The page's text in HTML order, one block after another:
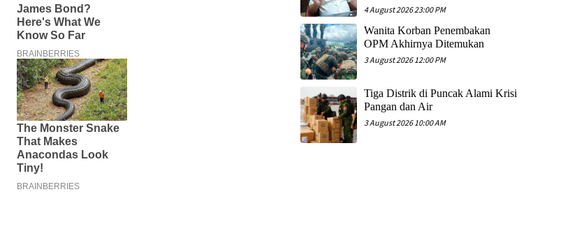
4 August 2026 23:00 PM
Wanita Korban Penembakan
OPM Akhirnya Ditemukan
3 August 2026 12:00 PM
Tiga Distrik di Puncak Alami Krisi
Pangan dan Air
3 August 2026 10:00 AM